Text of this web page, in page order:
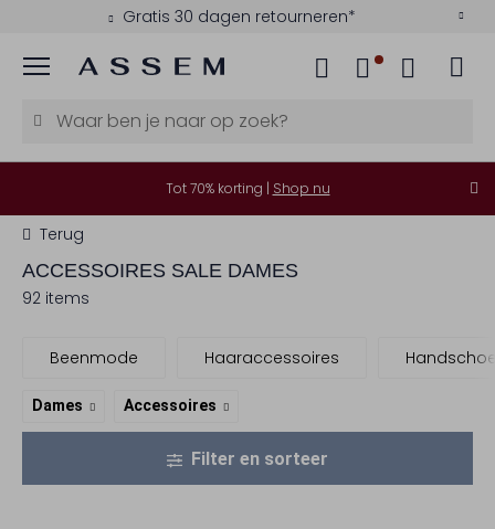
Gratis 30 dagen retourneren*
Menu
Tot 70% korting | Shop nu
Terug
ACCESSOIRES SALE DAMES
92 items
Beenmode Haaraccessoires
Dames Accessoires
Filter en sorteer